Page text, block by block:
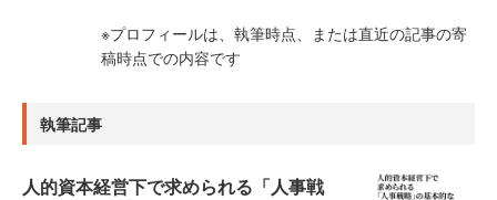
※プロフィールは、執筆時点、または直近の記事の寄
稿時点での内容です
執筆記事
人的資本経営下で求められる「人事戦